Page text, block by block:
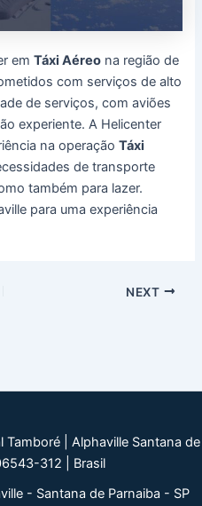
emTáxi Aéreo na região de
com serviços de alto
de serviços, com aviões
experiente. A Helicenter
na operaçãoTáxi
de transporte
também para lazer.
para uma experiência
NEXT
| Alphaville Santana de
312 | Brasil
- Santana de Parnaiba - SP